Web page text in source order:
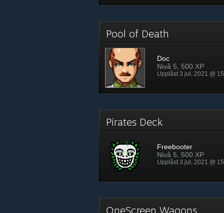
Pool of Death
Doc
Nivå 5, 500 XP
Upplåst 3 jul, 2021 @
Pirates Deck
Freebooter
Nivå 5, 500 XP
Upplåst 3 jul, 2021 @
OneScreen Wagons